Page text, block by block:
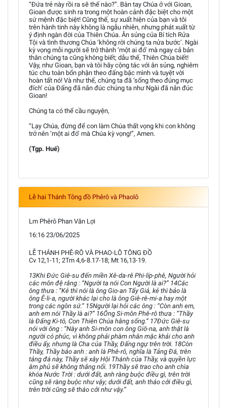
“Đứa trẻ này rồi ra sẽ thế nào?”. Bàn tay Chúa ở với Gioan,
Gioan được sinh ra trong một hoàn cảnh đặc biệt cho một
sứ mệnh đặc biệt! Cũng thế, sự xuất hiện của bạn và tôi
trên hành tinh này không là ngẫu nhiên, nhưng phát xuất từ
ý định ngàn đời của Thiên Chúa. Ân sủng của Bí tích Rửa
Tội và tình thương Chúa ‘không rời chúng ta nửa bước’. Ngài
kỳ vọng mỗi người sẽ trở thành ‘một ai đó’ mà ngay cả bản
thân chúng ta cũng không biết; dẫu thế, Thiên Chúa biết!
Vậy, như Gioan, bạn và tôi hãy cộng tác với ân sủng, nghiêm
túc chu toàn bổn phận theo đấng bậc mình và tuyệt vời
hoàn tất nó! Và như thế, chúng ta đã ‘sống theo đúng mục
đích’ của Đấng đã nắn đúc chúng ta như Ngài đã nắn đúc
Gioan!
Chúng ta có thể cầu nguyện,
“Lạy Chúa, đừng để con làm Chúa thất vọng khi con không
trở nên ‘một ai đó’ mà Chúa kỳ vọng!”, Amen.
(Tgp. Huế)
Lễ hai Thánh Tông đồ Phêrô và Phaolô
Lm Phêrô Phan Văn Lợi
16:16 23/06/2025
LỄ THÁNH PHÊ-RÔ VÀ PHAO-LÔ TÔNG ĐỒ
Cv 12,1-11; 2Tm 4,6-8.17-18; Mt 16,13-19.
13Khi Đức Giê-su đến miền Xê-da-rê Phi-líp-phê, Người hỏi
các môn đệ rằng : “Người ta nói Con Người là ai?” 14Các
ông thưa : “Kẻ thì nói là ông Gio-an Tẩy Giả, kẻ thì bảo là
ông Ê-li-a, người khác lại cho là ông Giê-rê-mi-a hay một
trong các ngôn sứ.” 15Người lại hỏi các ông : “Còn anh em,
anh em nói Thầy là ai?” 16Ông Si-môn Phê-rô thưa : “Thầy
là Đấng Ki-tô, Con Thiên Chúa hằng sống.” 17Đức Giê-su
nói với ông : “Này anh Si-môn con ông Giô-na, anh thật là
người có phúc, vì không phải phàm nhân mặc khải cho anh
điều ấy, nhưng là Cha của Thầy, Đấng ngự trên trời. 18Còn
Thầy, Thầy bảo anh : anh là Phê-rô, nghĩa là Tảng Đá, trên
tảng đá này, Thầy sẽ xây Hội Thánh của Thầy, và quyền lực
âm phủ sẽ không thắng nổi. 19Thầy sẽ trao cho anh chìa
khóa Nước Trời : dưới đất, anh ràng buộc điều gì, trên trời
cũng sẽ ràng buộc như vậy; dưới đất, anh tháo cởi điều gì,
trên trời cũng sẽ tháo cởi như vậy.”